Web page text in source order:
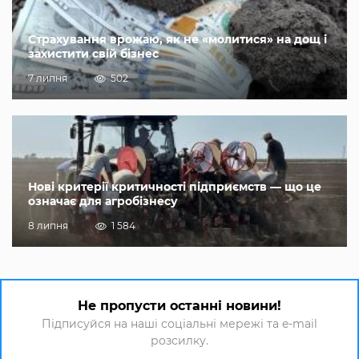
Страхування врожаю, як не «молитися» на дощ і
захистити свій бізнес
7 липня 502
Нові критерії критичності підприємств — що це
означає для агробізнесу
8 липня 1 584
Не пропусти останні новини!
Підписуйся на наші соціальні мережі та e-mail
розсилку.